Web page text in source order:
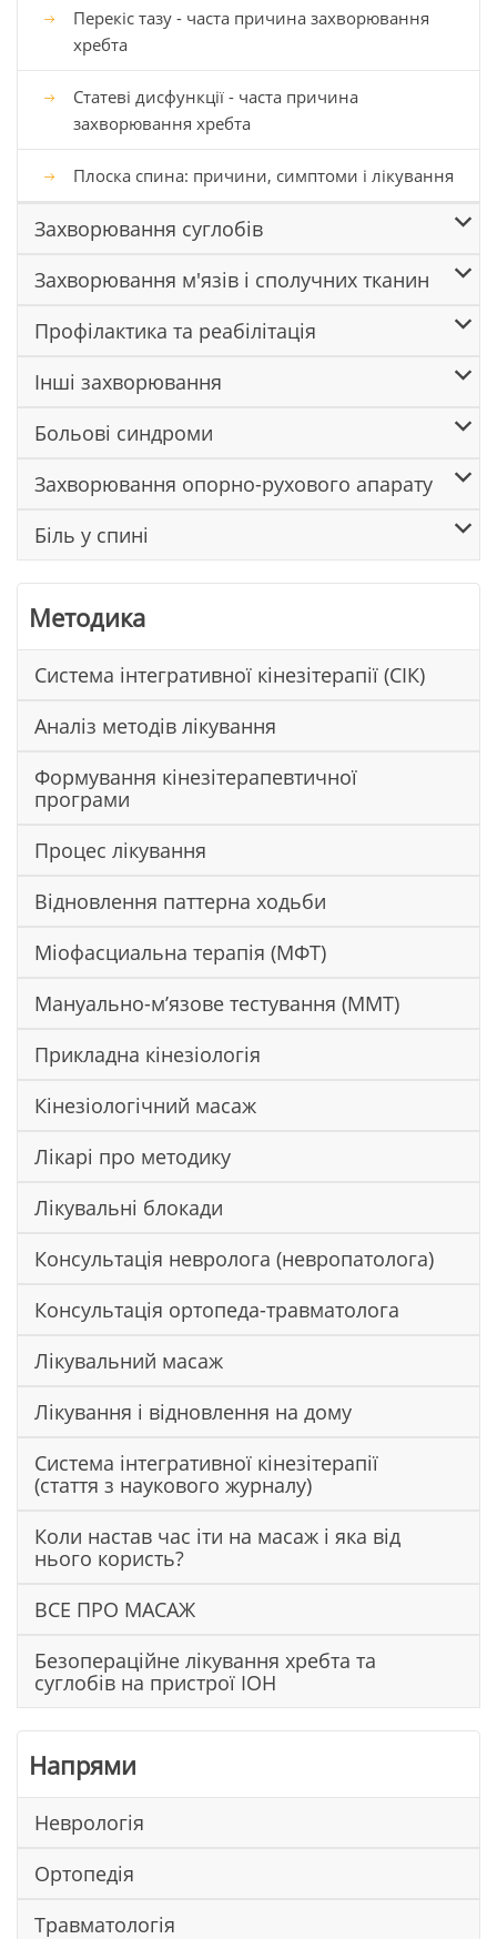
Перекіс тазу - часта причина захворювання
хребта
Статеві дисфункції - часта причина
захворювання хребта
Плоска спина: причини, симптоми і лікування
Захворювання суглобів
Захворювання м'язів і сполучних тканин
Профілактика та реабілітація
Інші захворювання
Больові синдроми
Захворювання опорно-рухового апарату
Біль у спині
Методика
Система інтегративної кінезітерапії (СІК)
Аналіз методів лікування
Формування кінезітерапевтичної
програми
Процес лікування
Відновлення паттерна ходьби
Міофасциальна терапія (МФТ)
Мануально-м’язове тестування (ММТ)
Прикладна кінезіологія
Кінезіологічний масаж
Лікарі про методику
Лікувальні блокади
Консультація невролога (невропатолога)
Консультація ортопеда-травматолога
Лікувальний масаж
Лікування і відновлення на дому
Система інтегративної кінезітерапії
(стаття з наукового журналу)
Коли настав час іти на масаж і яка від
нього користь?
ВСЕ ПРО МАСАЖ
Безопераційне лікування хребта та
суглобів на пристрої ІОН
Напрями
Неврологія
Ортопедія
Травматологія